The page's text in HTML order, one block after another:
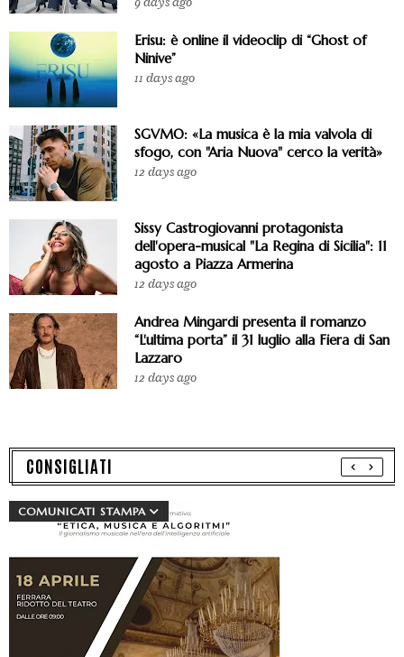
Erisu: è online il videoclip di “Ghost of
Ninive”
11 days ago
SGVMO: «La musica è la mia valvola di
sfogo, con "Aria Nuova" cerco la verità»
12 days ago
Sissy Castrogiovanni protagonista
dell'opera-musical "La Regina di Sicilia": 11
agosto a Piazza Armerina
12 days ago
Andrea Mingardi presenta il romanzo
“L'ultima porta” il 31 luglio alla Fiera di San
Lazzaro
12 days ago
CONSIGLIATI
COMUNICATI STAMPA